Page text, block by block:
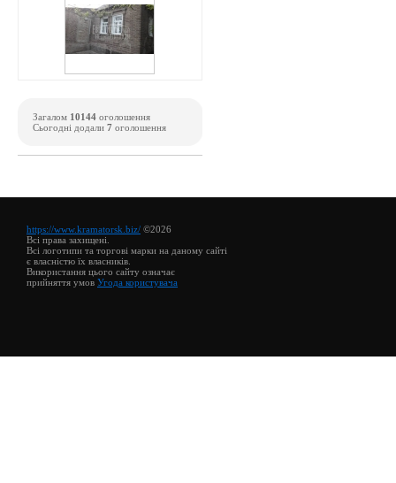
Загалом 10144 оголошення
Сьогодні додали 7 оголошення
https://www.kramatorsk.biz/ ©2026
Всі права захищені.
Всі логотипи та торгові марки на даному сайті
є власністю їх власників.
Використання цього сайту означає
прийняття умов Угода користувача